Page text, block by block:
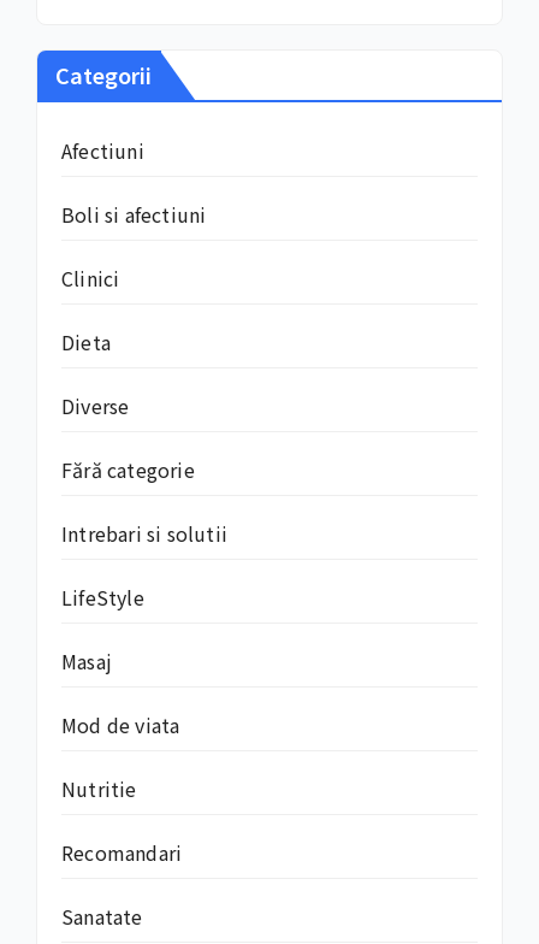
Categorii
Afectiuni
Boli si afectiuni
Clinici
Dieta
Diverse
Fără categorie
Intrebari si solutii
LifeStyle
Masaj
Mod de viata
Nutritie
Recomandari
Sanatate